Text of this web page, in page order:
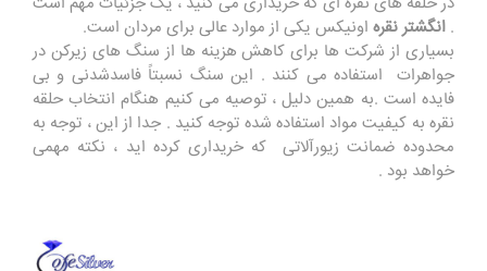
. انگشتر نقره اونیکس یکی از موارد عالی برای مردان است.
بسیاری از شرکت ها برای کاهش هزینه ها از سنگ های زیرکن در
جواهرات استفاده می کنند . این سنگ نسبتاً فاسدشدنی و بی
فایده است .به همین دلیل ، توصیه می کنیم هنگام انتخاب حلقه
نقره به کیفیت مواد استفاده شده توجه کنید . جدا از این ، توجه به
محدوده ضمانت زیورآلاتی که خریداری کرده اید ، نکته مهمی
خواهد بود .